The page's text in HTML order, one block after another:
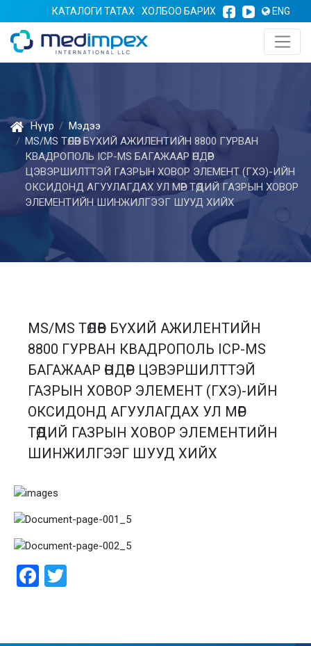
КАТАЛОГИ ТАТАХ ХОЛБОО БАРИХ ENG
Нүүр
Мэдээ
MS/MS ТӨЛӨВ БҮХИЙ АЖИЛЕНТИЙН 8800 ГУРВАН
КВАДРОПОЛЬ ICP-MS БАГАЖААР ӨНДӨР
ЦЭВЭРШИЛТТЭЙ ГАЗРЫН ХОВОР ЭЛЕМЕНТ (ГХЭ)-ИЙН
ОКСИДОНД АГУУЛАГДАХ УЛ МӨР ТӨДИЙ ГАЗРЫН ХОВОР
ЭЛЕМЕНТИЙН ШИНЖИЛГЭЭГ ШУУД ХИЙХ
MS/MS ТӨЛӨВ БҮХИЙ АЖИЛЕНТИЙН
8800 ГУРВАН КВАДРОПОЛЬ ICP-MS
БАГАЖААР ӨНДӨР ЦЭВЭРШИЛТТЭЙ
ГАЗРЫН ХОВОР ЭЛЕМЕНТ (ГХЭ)-ИЙН
ОКСИДОНД АГУУЛАГДАХ УЛ МӨР
ТӨДИЙ ГАЗРЫН ХОВОР ЭЛЕМЕНТИЙН
ШИНЖИЛГЭЭГ ШУУД ХИЙХ
Facebook